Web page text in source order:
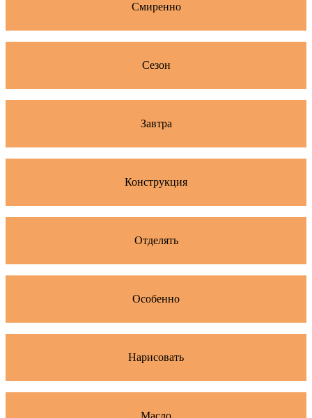
Смиренно
Сезон
Завтра
Конструкция
Отделять
Особенно
Нарисовать